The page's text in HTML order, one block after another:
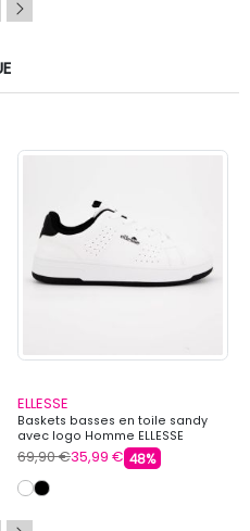
ELLESSE
Baskets basses en toile sandy
avec logo Homme ELLESSE
69,90 €35,99 € 48%